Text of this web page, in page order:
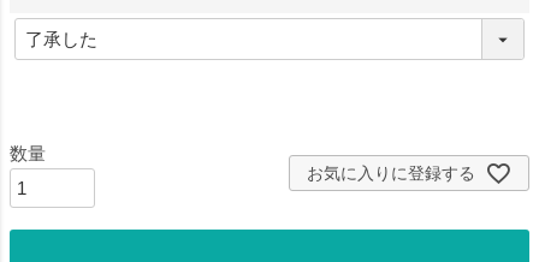
お気に入りに登録する